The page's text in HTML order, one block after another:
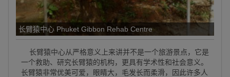
长臂猿中心 Phuket Gibbon Rehab Centre
长臂猿中心从严格意义上来讲并不是一个旅游景点，它是
一个救助、研究长臂猿的机构，更具有学术性和社会意义。
长臂猿非常优美可爱，眼睛大，毛发长而柔滑，因此许多人